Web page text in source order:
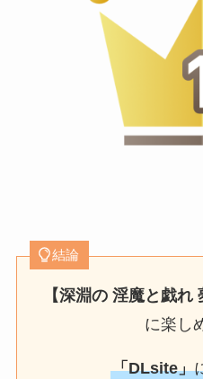
結論
【深淵の 淫魔と戯れ
に楽し
「DLsite」